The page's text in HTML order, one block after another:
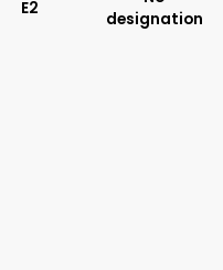
E2
designation